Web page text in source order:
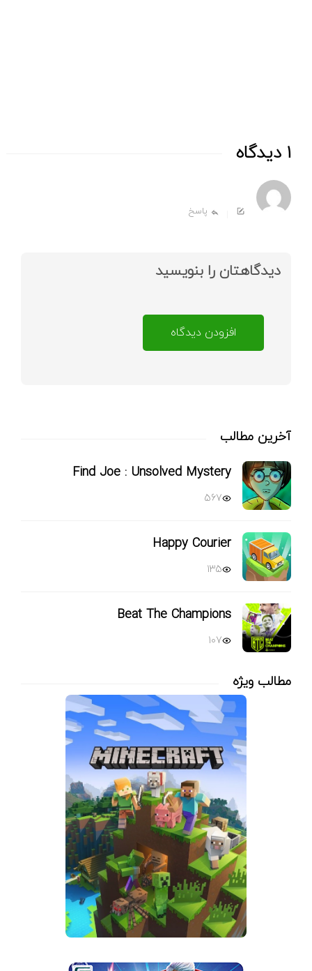
آخرین مطالب
Find Joe : Unsolved Mystery
567
Happy Courier
135
Beat The Champions
107
مطالب ویژه
1 دیدگاه
پاسخ
دیدگاهتان را بنویسید
افزودن دیدگاه